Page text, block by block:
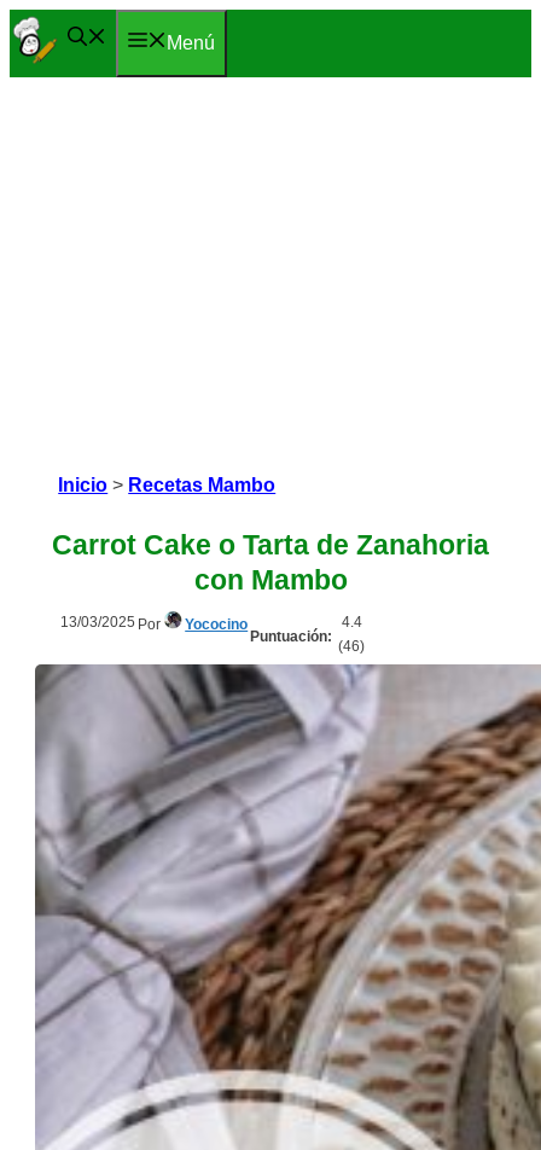
Saltar
al
Menú
Inicio > Recetas Mambo
Carrot Cake o Tarta de Zanahoria
con Mambo
13/03/2025 Por Yococino
Puntuación:
4.4
(46)